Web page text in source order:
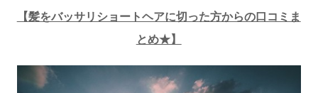
【髪をバッサリショートヘアに切った方からの口コミま
とめ★】